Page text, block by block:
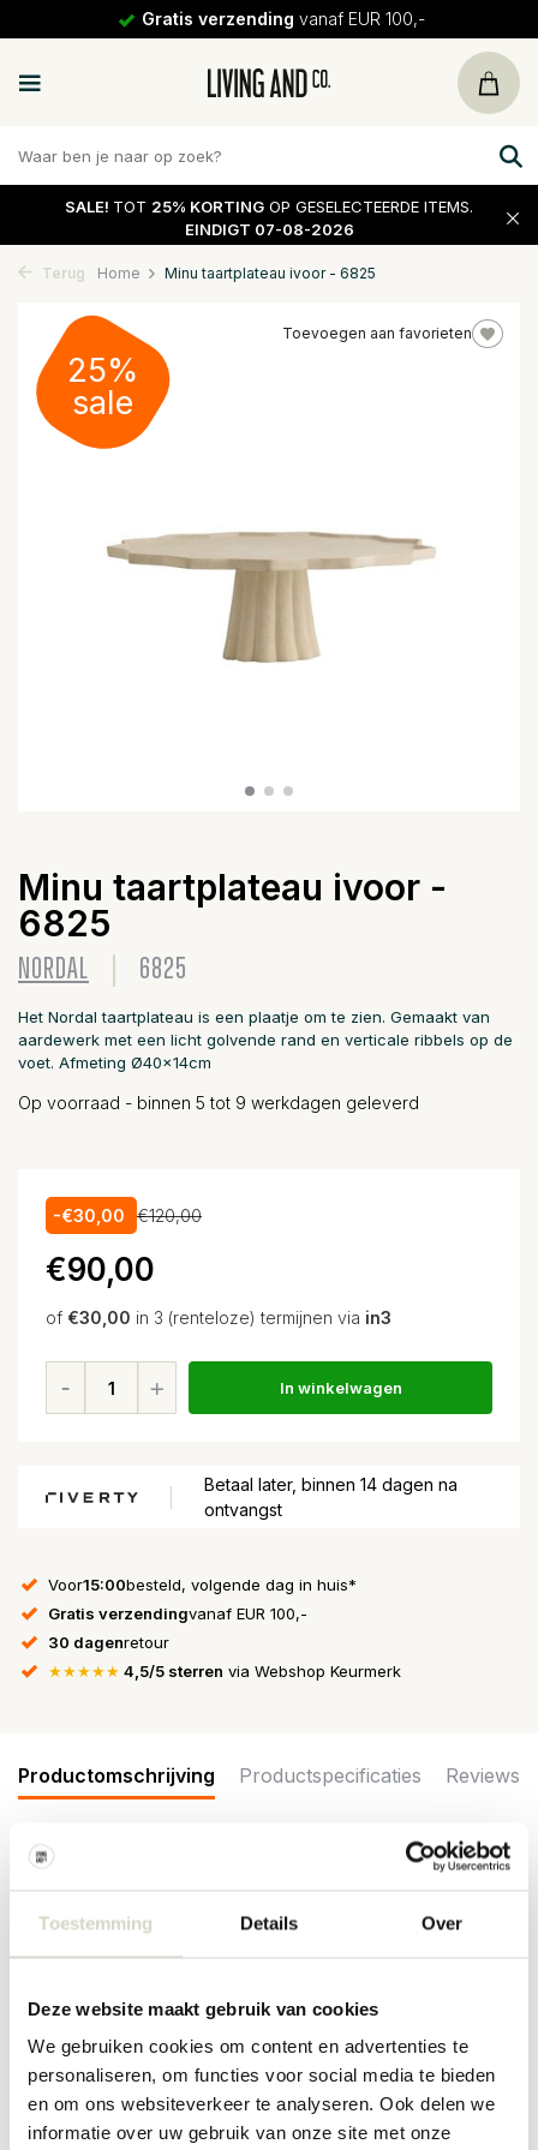
Toestemming Details Over
Deze website maakt gebruik van cookies
We gebruiken cookies om content en advertenties te
personaliseren, om functies voor social media te bieden
en om ons websiteverkeer te analyseren. Ook delen we
informatie over uw gebruik van onze site met onze
Gratis verzending vanaf EUR 100,-
SALE! TOT 25% KORTING OP GESELECTEERDE ITEMS.
EINDIGT 07-08-2026
Terug Home Minu taartplateau ivoor - 6825
Toevoegen aan favorieten
25%
sale
Minu taartplateau ivoor -
6825
NORDAL 6825
Het Nordal taartplateau is een plaatje om te zien. Gemaakt van
aardewerk met een licht golvende rand en verticale ribbels op de
voet. Afmeting Ø40x14cm
Op voorraad - binnen 5 tot 9 werkdagen geleverd
-€30,00 €120,00
€90,00
of €30,00 in 3 (renteloze) termijnen via in3
In winkelwagen
Betaal later, binnen 14 dagen na
ontvangst
Voor15:00besteld, volgende dag in huis*
Gratis verzendingvanaf EUR 100,-
30 dagenretour
★★★★★ 4,5/5 sterren via Webshop Keurmerk
Productomschrijving Productspecificaties Reviews
Het Nordal taartplateau is een plaatje om te zien. Gemaakt van
voet. Afmeting Ø40x14cm
Afmeting: diameter 40 x hoogte 14cm
Kleur: ivoor
PRODUCTSPECIFICATIES